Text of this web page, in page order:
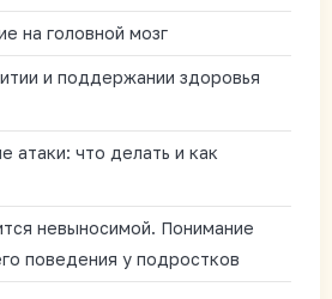
на головной мозг
и поддержании здоровья
атаки: что делать и как
невыносимой. Понимание
поведения у подростков